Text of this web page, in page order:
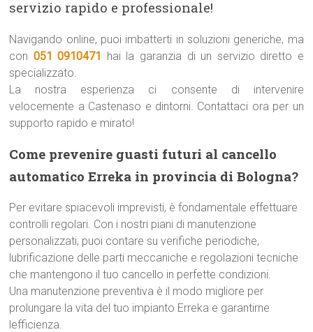
servizio rapido e professionale!
Navigando online, puoi imbatterti in soluzioni generiche, ma
con 051 0910471 hai la garanzia di un servizio diretto e
specializzato.
La nostra esperienza ci consente di intervenire
velocemente a Castenaso e dintorni. Contattaci ora per un
supporto rapido e mirato!
Come prevenire guasti futuri al cancello
automatico Erreka in provincia di Bologna?
Per evitare spiacevoli imprevisti, è fondamentale effettuare
controlli regolari. Con i nostri piani di manutenzione
personalizzati, puoi contare su verifiche periodiche,
lubrificazione delle parti meccaniche e regolazioni tecniche
che mantengono il tuo cancello in perfette condizioni.
Una manutenzione preventiva è il modo migliore per
prolungare la vita del tuo impianto Erreka e garantirne
lefficienza.